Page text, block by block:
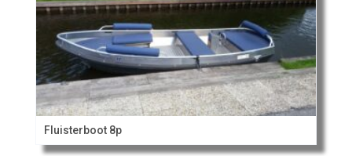
Fluisterboot 8p